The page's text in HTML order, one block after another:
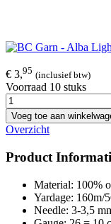
€ 3,95 (inclusief btw)
Voorraad 10 stuks
Voeg toe aan
Overzicht
Product
Material: 100%
Yardage: 160m/
Needle: 3-3,5